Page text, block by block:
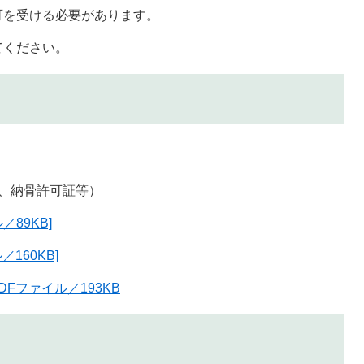
受ける必要があります。
ださい。
納骨許可証等）
89KB]
160KB]
ファイル／193KB